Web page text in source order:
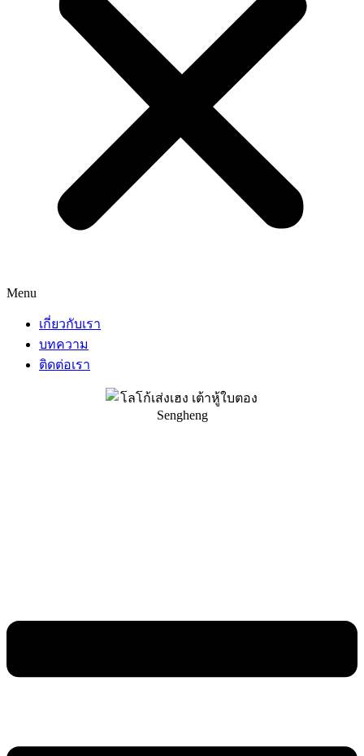
Menu
เกี่ยวกับเรา
บทความ
ติดต่อเรา